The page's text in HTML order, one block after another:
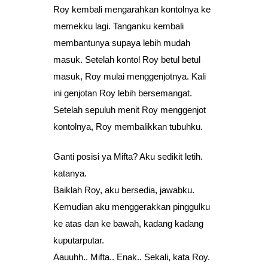
Roy kembali mengarahkan kontolnya ke
memekku lagi. Tanganku kembali
membantunya supaya lebih mudah
masuk. Setelah kontol Roy betul betul
masuk, Roy mulai menggenjotnya. Kali
ini genjotan Roy lebih bersemangat.
Setelah sepuluh menit Roy menggenjot
kontolnya, Roy membalikkan tubuhku.
Ganti posisi ya Mifta? Aku sedikit letih.
katanya.
Baiklah Roy, aku bersedia, jawabku.
Kemudian aku menggerakkan pinggulku
ke atas dan ke bawah, kadang kadang
kuputarputar.
Aauuhh.. Mifta.. Enak.. Sekali, kata Roy.